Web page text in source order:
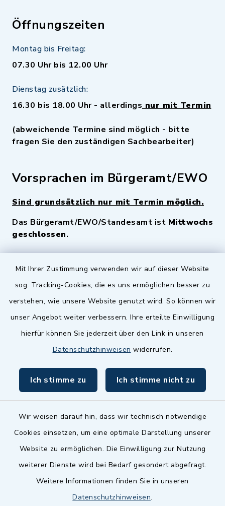
Mit Ihrer Zustimmung verwenden wir auf dieser Website
sog. Tracking-Cookies, die es uns ermöglichen besser zu
verstehen, wie unsere Website genutzt wird. So können wir
unser Angebot weiter verbessern. Ihre erteilte Einwilligung
hierfür können Sie jederzeit über den Link in unseren
Datenschutzhinweisen widerrufen.
Ich stimme zu Ich stimme nicht zu
Wir weisen darauf hin, dass wir technisch notwendige
Cookies einsetzen, um eine optimale Darstellung unserer
Website zu ermöglichen. Die Einwilligung zur Nutzung
weiterer Dienste wird bei Bedarf gesondert abgefragt.
Weitere Informationen finden Sie in unseren
Datenschutzhinweisen.
Öffnungszeiten
Montag bis Freitag:
07.30 Uhr bis 12.00 Uhr
Dienstag zusätzlich:
16.30 bis 18.00 Uhr - allerdings nur mit Termin
(abweichende Termine sind möglich - bitte
fragen Sie den zuständigen Sachbearbeiter)
Vorsprachen im Bürgeramt/EWO
Sind grundsätzlich nur mit Termin möglich.
Das Bürgeramt/EWO/Standesamt ist Mittwochs
geschlossen.
Quicklinks
Zenngrund Allianz
Dillenberggruppe
inixmedia GmbH
Barrierefreiheit